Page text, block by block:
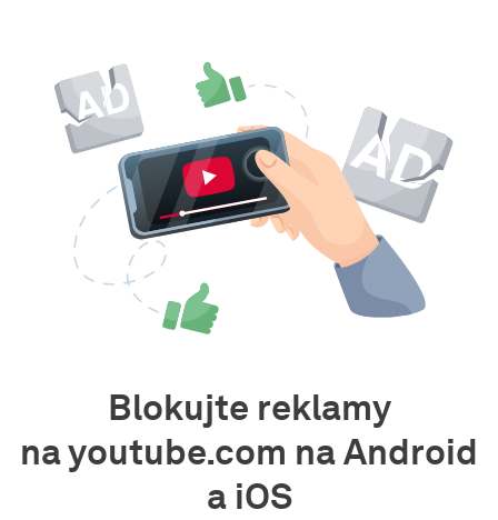
Blokujte reklamy
na youtube.com na Android
a iOS